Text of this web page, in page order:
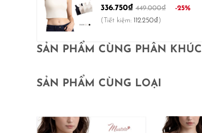
336.750₫ 449.000₫
-25%
(Tiết kiệm: 112.250₫)
SẢN PHẨM CÙNG PHÂN KHÚC
SẢN PHẨM CÙNG LOẠI